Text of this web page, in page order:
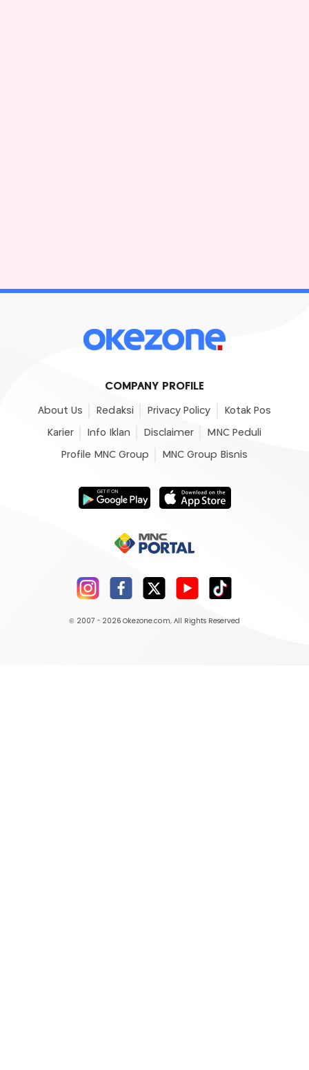
COMPANY PROFILE
About Us Redaksi Privacy Policy Kotak Pos
Karier Info Iklan Disclaimer MNC Peduli
Profile MNC Group MNC Group Bisnis
© 2007 - 2026 Okezone.com, All Rights Reserved